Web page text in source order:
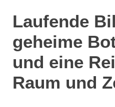
Laufende
geheime
und eine
Raum und